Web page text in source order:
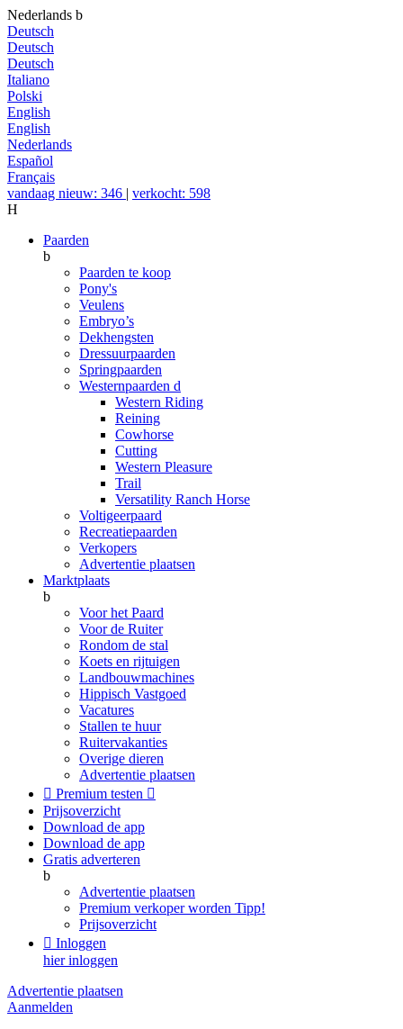
Nederlands b
Deutsch
Deutsch
Deutsch
Italiano
Polski
English
English
Nederlands
Español
Français
vandaag nieuw: 346 | verkocht: 598
H
Paarden
b
Paarden te koop
Pony's
Veulens
Embryo’s
Dekhengsten
Dressuurpaarden
Springpaarden
Westernpaarden d
Western Riding
Reining
Cowhorse
Cutting
Western Pleasure
Trail
Versatility Ranch Horse
Voltigeerpaard
Recreatiepaarden
Verkopers
Advertentie plaatsen
Marktplaats
b
Voor het Paard
Voor de Ruiter
Rondom de stal
Koets en rijtuigen
Landbouwmachines
Hippisch Vastgoed
Vacatures
Stallen te huur
Ruitervakanties
Overige dieren
Advertentie plaatsen
 Premium testen 
Prijsoverzicht
Download de app
Download de app
Gratis adverteren
b
Advertentie plaatsen
Premium verkoper worden Tipp!
Prijsoverzicht
 Inloggen
hier inloggen
Advertentie plaatsen
Aanmelden